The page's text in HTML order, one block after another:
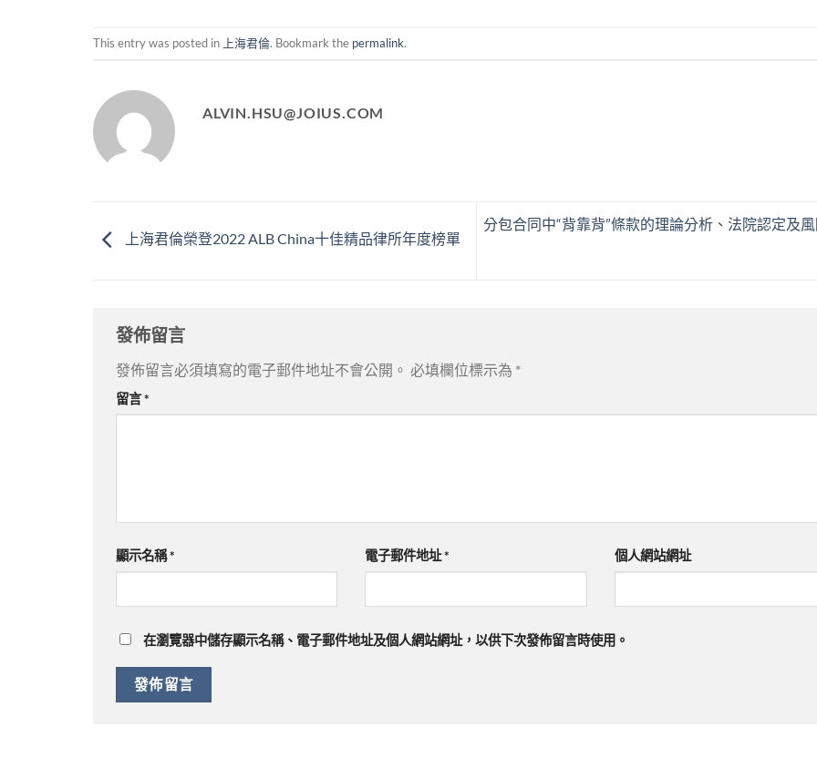
This entry was posted in 上海君倫. Bookmark the permalink.
ALVIN.HSU@JOIUS.COM
上海君倫榮登2022 ALB China十佳精品律所年度榜單
分包合同中“背靠背”條款的理論分析、法院認定及
發佈留言
發佈留言必須填寫的電子郵件地址不會公開。 必填欄位標示為 *
留言*
顯示名稱* 電子郵件地址* 個人網站網址
在瀏覽器中儲存顯示名稱、電子郵件地址及個人網站網址，以供下次發佈留言時使用。